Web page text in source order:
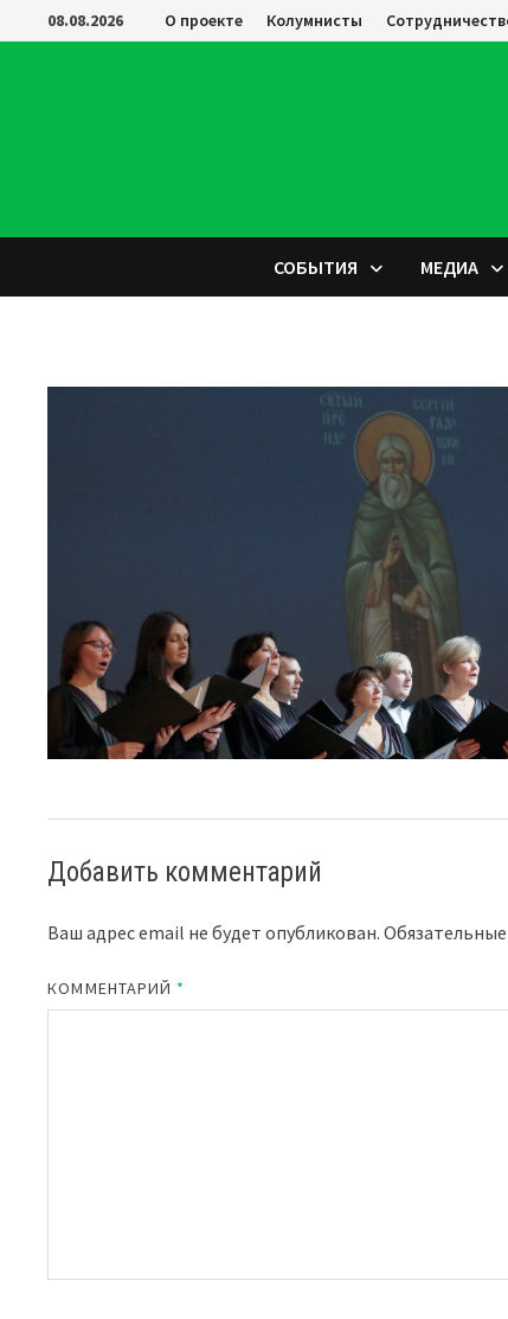
Перейти
к
08.08.2026 О проекте Колумнисты
СОБЫТИЯ МЕДИА
Добавить комментарий
Ваш адрес email не будет опубликован.
КОММЕНТАРИЙ *